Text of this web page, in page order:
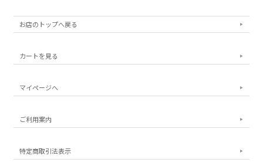
お店のトップへ戻る
カートを見る
マイページへ
ご利用案内
特定商取引法表示